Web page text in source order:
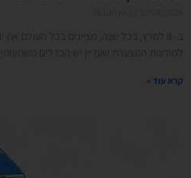
ב- 8 למרץ, בכל שנה, מציינים בכל העולם
למודעות המצערת שעדיין יש הבדלים
קרא עוד »